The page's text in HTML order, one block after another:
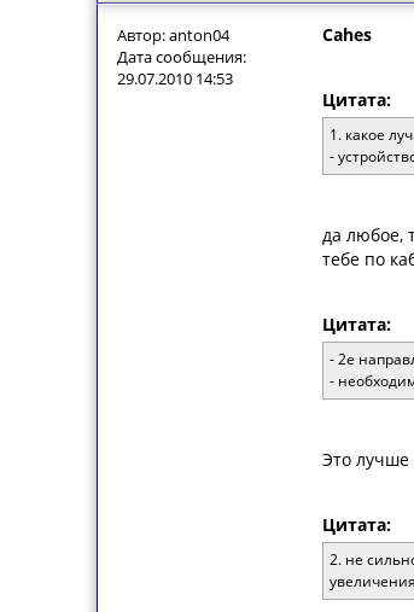
Автор: anton04
Дата сообщения:
29.07.2010 14:53
Cahes
Цитата:
1. какое
-
да любое,
тебе по
Цитата:
- 2е
-
Это лучше
Цитата:
2. не